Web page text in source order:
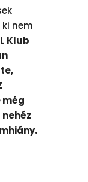
nem
Klub